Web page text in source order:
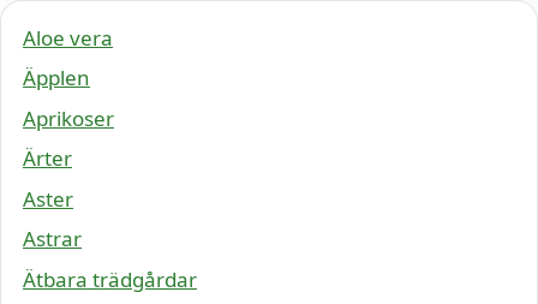
Aloe vera
Äpplen
Aprikoser
Ärter
Aster
Astrar
Ätbara trädgårdar